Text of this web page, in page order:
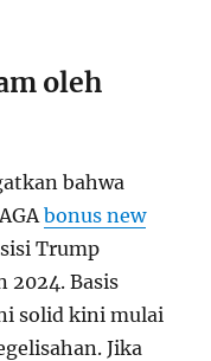
oleh
bahwa
bonus new
Trump
2024. Basis
solid kini mulai
Jika